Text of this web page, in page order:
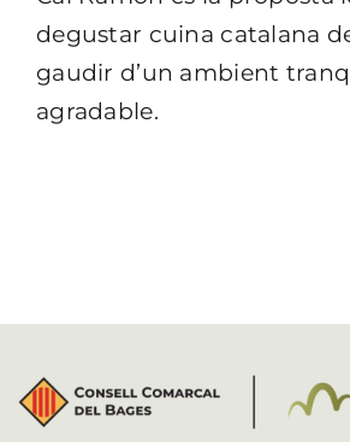
degustar cuina catalana
gaudir d’un ambient
agradable.